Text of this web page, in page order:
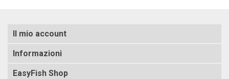
Il mio account
Informazioni
EasyFish Shop